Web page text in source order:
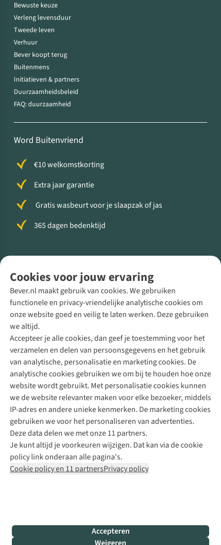
Cookies voor jouw ervaring
Bever.nl maakt gebruik van cookies. We gebruiken
functionele en privacy-vriendelijke analytische cookies om
onze website goed en veilig te laten werken. Deze gebruiken
we altijd.
Accepteer je alle cookies, dan geef je toestemming voor het
verzamelen en delen van persoonsgegevens en het gebruik
van analytische, personalisatie en marketing cookies. De
analytische cookies gebruiken we om bij te houden hoe onze
website wordt gebruikt. Met personalisatie cookies kunnen
we de website relevanter maken voor elke bezoeker, middels
IP-adres en andere unieke kenmerken. De marketing cookies
gebruiken we voor het personaliseren van advertenties.
Deze data delen we met onze 11 partners.
Je kunt altijd je voorkeuren wijzigen. Dat kan via de cookie
policy link onderaan alle pagina's.
Cookie policy en 11 partnersPrivacy policy
Accepteren
Bewuste keuze
Verleng levensduur
Tweede leven
Verhuur
Bever koopt terug
Buitenmens
Initiatieven & partners
Duurzaamheidsbeleid
FAQ: duurzaamheid
Word Buitenvriend
€10 welkomstkorting
Extra jaar garantie
Gratis wasbeurt voor je slaapzak of jas
365 dagen bedenktijd
Direct advies van een Buitenexpert
+31 (0)85 888 50 88
+31 6 12 28 49 80
Contactformulier
Bever